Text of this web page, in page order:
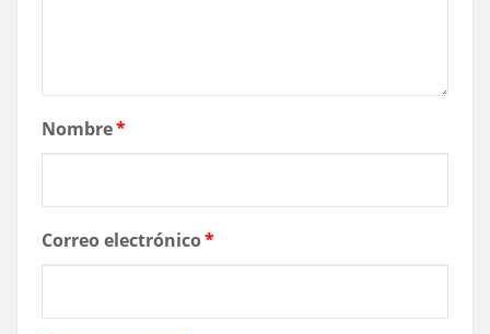
Nombre*
Correo electrónico*